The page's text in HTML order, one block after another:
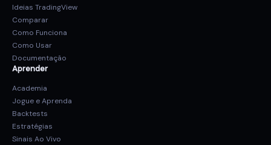
Ideias TradingView
Comparar
Como Funciona
Como Usar
Documentação
Aprender
Academia
Jogue e Aprenda
Backtests
Estratégias
Sinais Ao Vivo